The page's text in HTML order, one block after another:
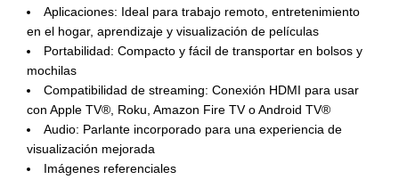
imágenesAplicaciones: Ideal para trabajo remoto, entretenimiento
en el hogar, aprendizaje y visualización de películas
Portabilidad: Compacto y fácil de transportar en bolsos y
mochilas
Compatibilidad de streaming: Conexión HDMI para usar
con Apple TV®, Roku, Amazon Fire TV o Android TV®
Audio: Parlante incorporado para una experiencia de
visualización mejorada
Imágenes referenciales